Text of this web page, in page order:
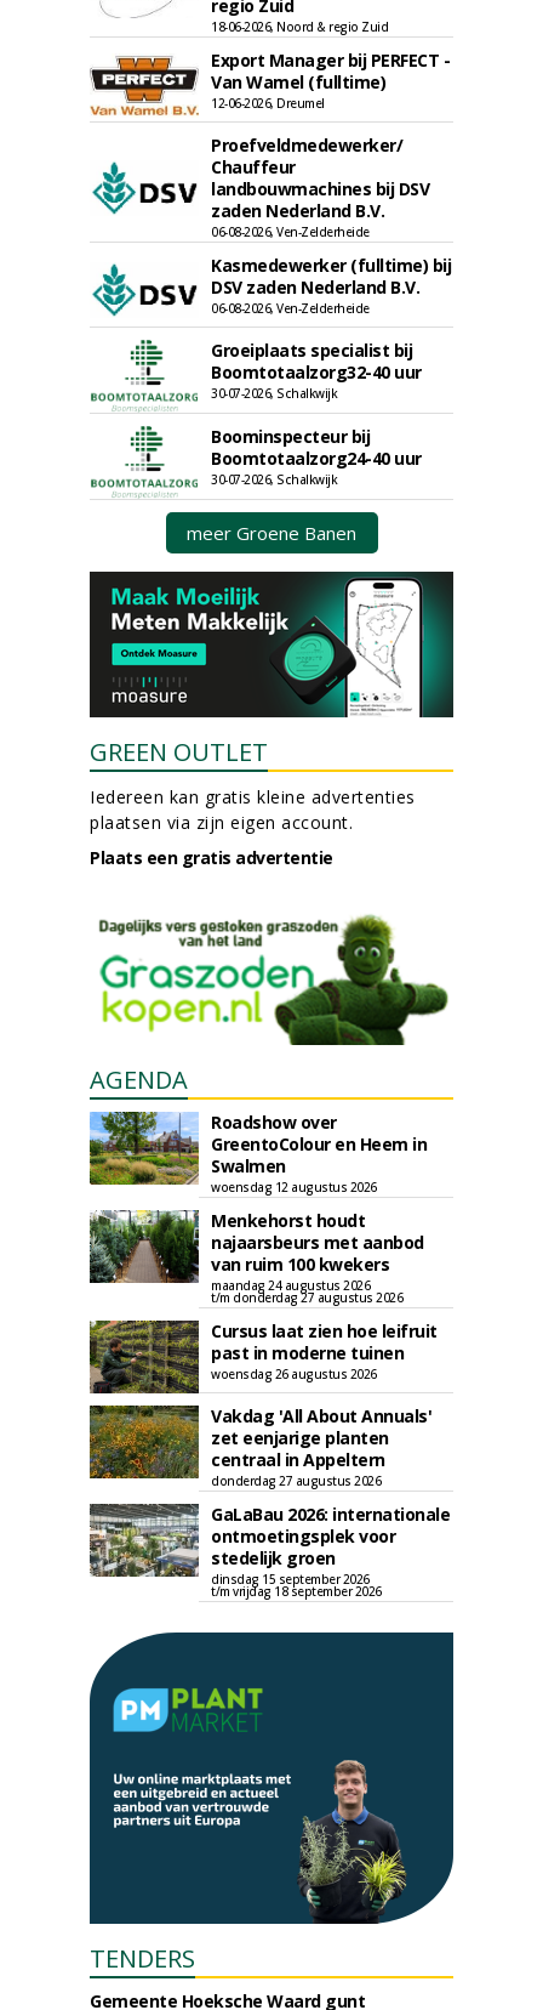
regio Zuid
18-06-2026, Noord & regio Zuid
Export Manager bij PERFECT -
Van Wamel (fulltime)
12-06-2026, Dreumel
Proefveldmedewerker/
Chauffeur
landbouwmachines bij DSV
zaden Nederland B.V.
06-08-2026, Ven-Zelderheide
Kasmedewerker (fulltime) bij
DSV zaden Nederland B.V.
06-08-2026, Ven-Zelderheide
Groeiplaats specialist bij
Boomtotaalzorg32-40 uur
30-07-2026, Schalkwijk
Boominspecteur bij
Boomtotaalzorg24-40 uur
30-07-2026, Schalkwijk
meer Groene Banen
GREEN OUTLET
Iedereen kan gratis kleine advertenties
plaatsen via zijn eigen account.
Plaats een gratis advertentie
AGENDA
Roadshow over
GreentoColour en Heem in
Swalmen
woensdag 12 augustus 2026
Menkehorst houdt
najaarsbeurs met aanbod
van ruim 100 kwekers
maandag 24 augustus 2026
t/m donderdag 27 augustus 2026
Cursus laat zien hoe leifruit
past in moderne tuinen
woensdag 26 augustus 2026
Vakdag 'All About Annuals'
zet eenjarige planten
centraal in Appeltern
donderdag 27 augustus 2026
GaLaBau 2026: internationale
ontmoetingsplek voor
stedelijk groen
dinsdag 15 september 2026
t/m vrijdag 18 september 2026
TENDERS
Gemeente Hoeksche Waard gunt